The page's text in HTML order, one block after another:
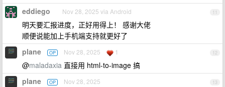
11
eddiego Nov 28, 2025 via Android
明天要汇报进度，正好用得上！ 感谢大佬
顺便说能加上手机端支持就更好了
12
plane OP Nov 28, 2025 1
@maladaxia 直接用 html-to-image 搞
13
plane OP Nov 28, 2025